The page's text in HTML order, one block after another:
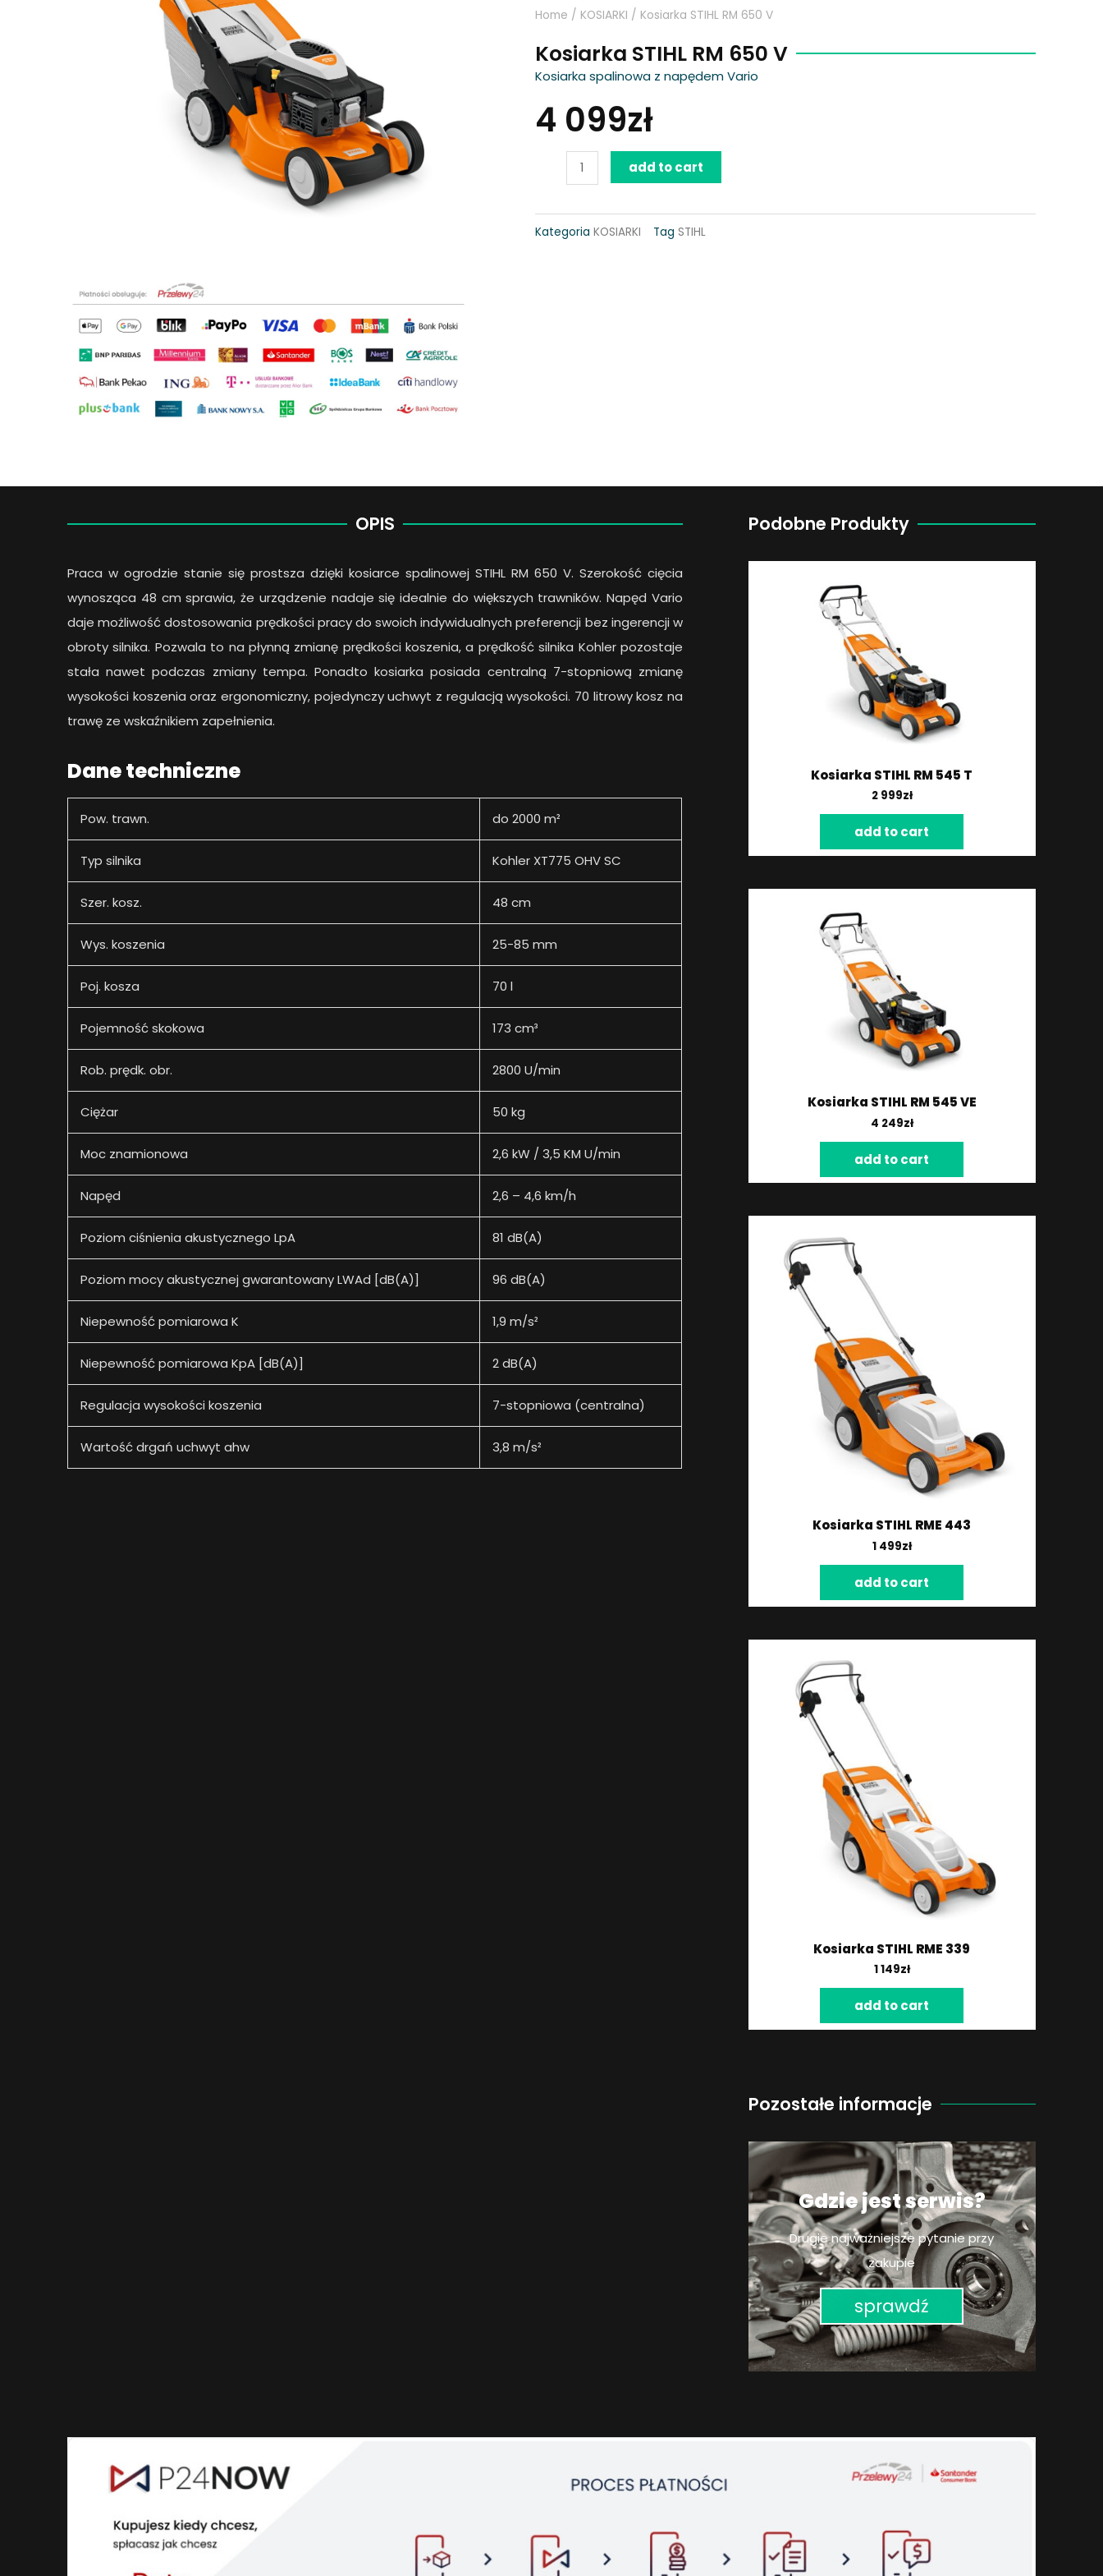
Home / KOSIARKI / Kosiarka STIHL RM 650 V
Kosiarka STIHL RM 650 V
Kosiarka spalinowa z napędem Vario
4 099zł
Kosiarka
RM
650
add to cart
Kategoria KOSIARKI Tag STIHL
OPIS
Praca w ogrodzie stanie się prostsza dzięki kosiarce spalinowej STIHL RM 650 V. Szerokość cięcia
wynosząca 48 cm sprawia, że urządzenie nadaje się idealnie do większych trawników. Napęd Vario
daje możliwość dostosowania prędkości pracy do swoich indywidualnych preferencji bez ingerencji w
obroty silnika. Pozwala to na płynną zmianę prędkości koszenia, a prędkość silnika Kohler pozostaje
stała nawet podczas zmiany tempa. Ponadto kosiarka posiada centralną 7-stopniową zmianę
wysokości koszenia oraz ergonomiczny, pojedynczy uchwyt z regulacją wysokości. 70 litrowy kosz na
trawę ze wskaźnikiem zapełnienia.
Dane techniczne
Pow. trawn. do 2000 m²
Typ silnika Kohler XT775 OHV SC
Szer. kosz. 48 cm
Wys. koszenia 25-85 mm
Poj. kosza 70 l
Pojemność skokowa 173 cm³
Rob. prędk. obr. 2800 U/min
Ciężar 50 kg
Moc znamionowa 2,6 kW / 3,5 KM U/min
Napęd 2,6 – 4,6 km/h
Poziom ciśnienia akustycznego LpA 81 dB(A)
Poziom mocy akustycznej gwarantowany LWAd [dB(A)] 96 dB(A)
Niepewność pomiarowa K 1,9 m/s²
Niepewność pomiarowa KpA [dB(A)] 2 dB(A)
Regulacja wysokości koszenia 7-stopniowa (centralna)
Wartość drgań uchwyt ahw 3,8 m/s²
Podobne Produkty
Kosiarka STIHL RM 545 T
2 999zł
add to cart
Kosiarka STIHL RM 545 VE
4 249zł
add to cart
Kosiarka STIHL RME 443
1 499zł
add to cart
Kosiarka STIHL RME 339
1 149zł
add to cart
Pozostałe informacje
Gdzie jest serwis?
Drugie najważniejsze pytanie przy
zakupie
sprawdź